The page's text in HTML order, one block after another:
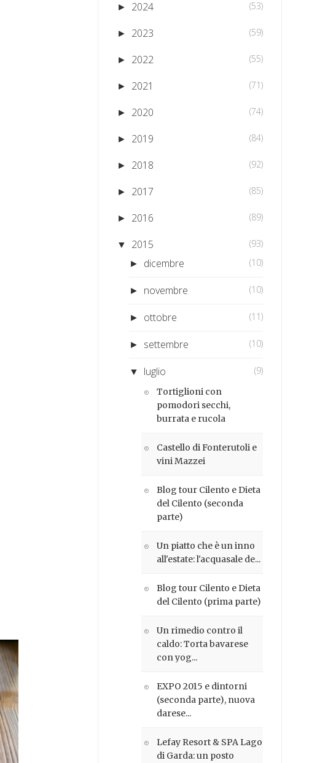
► 2024 (53)
► 2023 (59)
► 2022 (55)
► 2021 (71)
► 2020 (74)
► 2019 (84)
► 2018 (92)
► 2017 (85)
► 2016 (89)
▼ 2015 (93)
► dicembre (10)
► novembre (10)
► ottobre (11)
► settembre (10)
▼ luglio (9)
Tortiglioni con
pomodori secchi,
burrata e rucola
Castello di Fonterutoli e
vini Mazzei
Blog tour Cilento e Dieta
del Cilento (seconda
parte)
Un piatto che è un inno
all'estate: l'acquasale de...
Blog tour Cilento e Dieta
del Cilento (prima parte)
Un rimedio contro il
caldo: Torta bavarese
con yog...
EXPO 2015 e dintorni
(seconda parte), nuova
darese...
Lefay Resort & SPA Lago
di Garda: un posto